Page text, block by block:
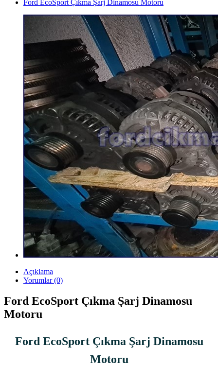
Ford EcoSport Çıkma Şarj Dinamosu Motoru
Açıklama
Yorumlar (0)
Ford EcoSport Çıkma Şarj Dinamosu
Motoru
Ford EcoSport Çıkma Şarj Dinamosu
Motoru